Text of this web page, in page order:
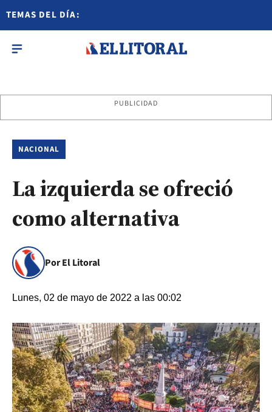
TEMAS DEL DÍA:
PUBLICIDAD
NACIONAL
La izquierda se ofreció
como alternativa
Por El Litoral
Lunes, 02 de mayo de 2022 a las 00:02